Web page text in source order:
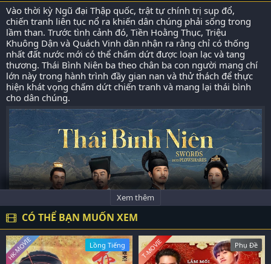
Vào thời kỳ Ngũ đại Thập quốc, trật tự chính trị sụp đổ,
chiến tranh liên tục nổ ra khiến dân chúng phải sống trong
lầm than. Trước tình cảnh đó, Tiền Hoằng Thục, Triệu
Khuông Dận và Quách Vinh dần nhận ra rằng chỉ có thống
nhất đất nước mới có thể chấm dứt được loạn lạc và tang
thương. Thái Bình Niên ba theo chân ba con người mang chí
lớn này trong hành trình đầy gian nan và thử thách để thực
hiện khát vọng chấm dứt chiến tranh và mang lại thái bình
cho dân chúng.​
Xem thêm
CÓ THỂ BẠN MUỐN XEM
Lồng Tiếng
HK-MOVIE Phụ Đề
T-MOVIE